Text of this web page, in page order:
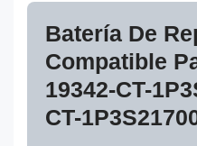
Batería De
Compatible
19342-CT-
CT-